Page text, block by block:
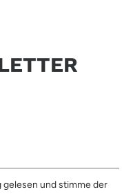
und stimme der